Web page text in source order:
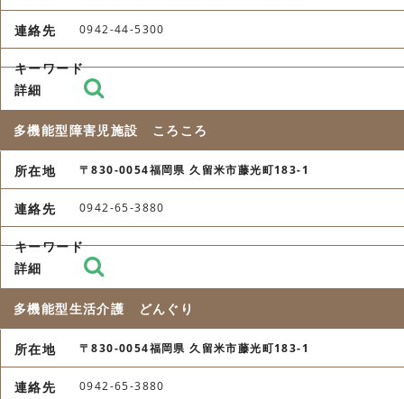
0942-44-5300
多機能型障害児施設 ころころ
〒830-0054福岡県 久留米市藤光町183-1
0942-65-3880
多機能型生活介護 どんぐり
〒830-0054福岡県 久留米市藤光町183-1
0942-65-3880